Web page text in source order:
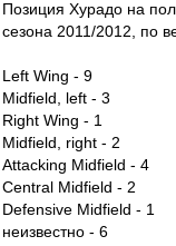
Позиция Хурадо на
сезона 2011/2012, по
Left Wing - 9
Midfield, left - 3
Right Wing - 1
Midfield, right - 2
Attacking Midfield - 4
Central Midfield - 2
Defensive Midfield - 1
неизвестно - 6